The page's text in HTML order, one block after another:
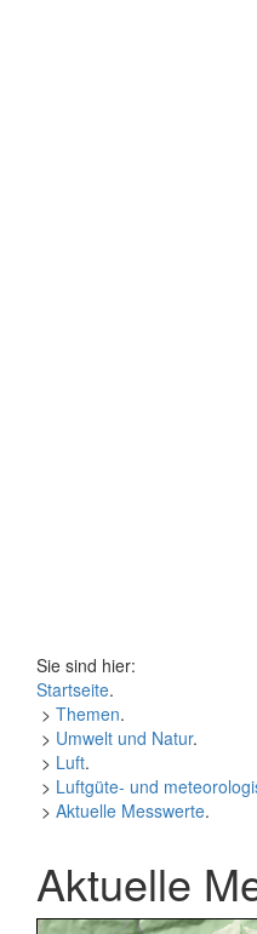
Sie sind hier:
Startseite.
> Themen.
> Umwelt und Natur.
> Luft.
> Luftgüte- und
> Aktuelle Messwerte.
Aktuelle